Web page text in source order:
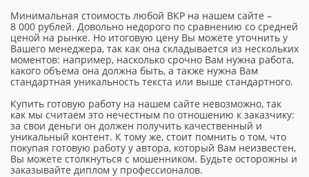
Минимальная стоимость любой ВКР на нашем сайте –
8 000 рублей. Довольно недорого по сравнению со средней
ценой на рынке. Но итоговую цену Вы можете уточнить у
Вашего менеджера, так как она складывается из нескольких
моментов: например, насколько срочно Вам нужна работа,
какого объема она должна быть, а также нужна Вам
стандартная уникальность текста или выше стандартного.
Купить готовую работу на нашем сайте невозможно, так
как мы считаем это нечестным по отношению к заказчику:
за свои деньги он должен получить качественный и
уникальный контент. К тому же, стоит помнить о том, что
покупая готовую работу у автора, который Вам неизвестен,
Вы можете столкнуться с мошенником. Будьте осторожны и
заказывайте диплом у профессионалов.